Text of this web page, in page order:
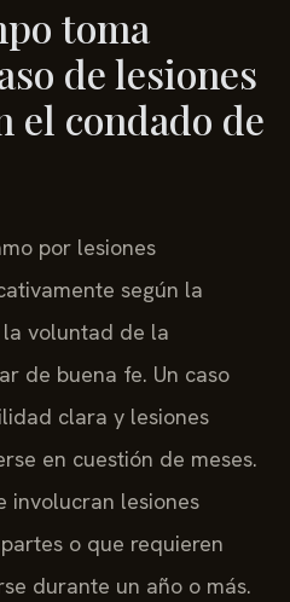
toma
de lesiones
el condado de
por lesiones
según la
voluntad de la
de buena fe. Un caso
clara y lesiones
en cuestión de meses.
involucran lesiones
o que requieren
durante un año o más.